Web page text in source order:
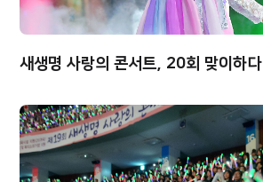
새생명 사랑의 콘서트, 20회 맞이하다